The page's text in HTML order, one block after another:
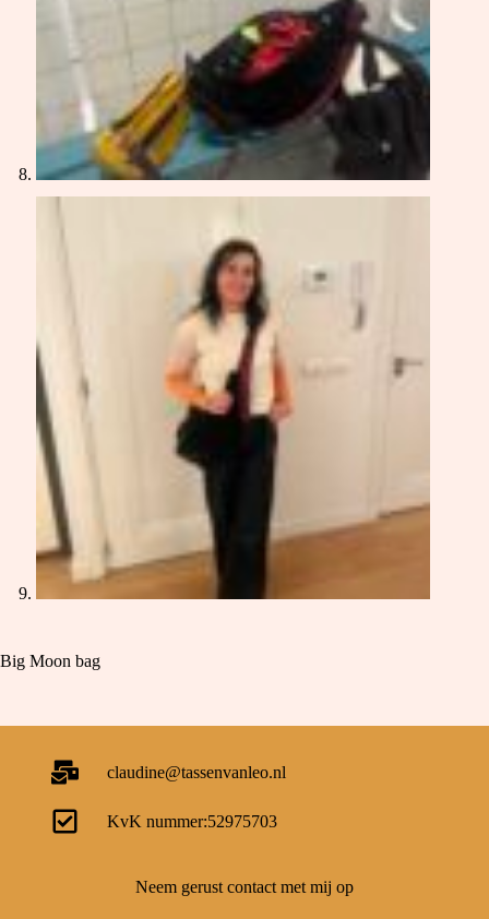
Big Moon bag
claudine@tassenvanleo.nl
KvK nummer:52975703
Neem gerust contact met mij op